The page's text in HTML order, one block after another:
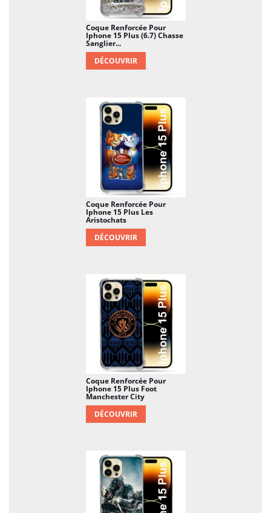
Coque Renforcée Pour
Iphone 15 Plus (6.7) Chasse
Sanglier...
DÉCOUVRIR
Coque Renforcée Pour
Iphone 15 Plus Les
Aristochats
DÉCOUVRIR
Coque Renforcée Pour
Iphone 15 Plus Foot
Manchester City
DÉCOUVRIR